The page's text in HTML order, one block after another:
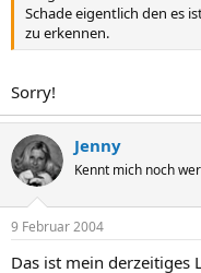
Schade eigentlich den es
zu erkennen.
Sorry!
Jenny
Kennt mich noch
9 Februar 2004
Das ist mein derzeitiges